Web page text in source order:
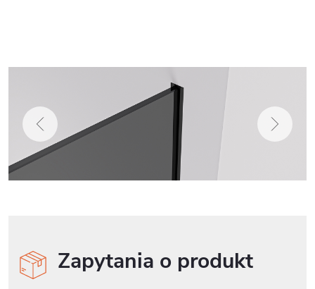
Zapytania o produkt